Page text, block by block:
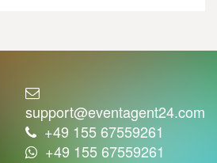
support@eventagent24.com
+49 155 67559261
+49 155 67559261